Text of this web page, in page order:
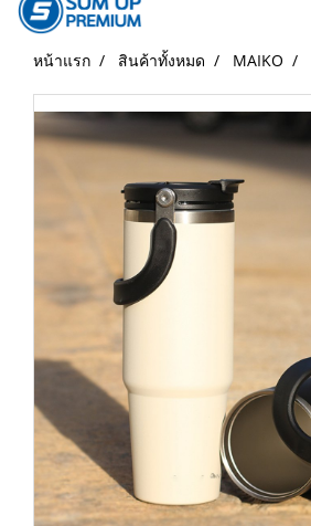
หน้าแรก สินค้าทั้งหมด MAIKO